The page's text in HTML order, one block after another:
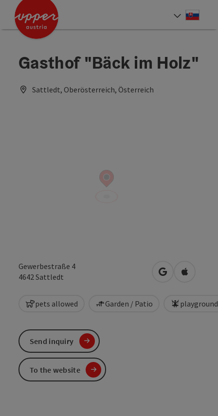
Accesskey
Accesskey
Gasthof "Bäck im Holz"
Sattledt, Oberösterreich, Österreich
Gewerbestraße 4
4642Sattledt open inOpen in
pets allowed Garden / Patio playground
Send inquiry
To the website